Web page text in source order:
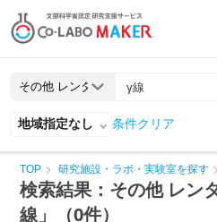
地域指定なし 条件クリア
TOP 研究施設・ラボ・実験室を探す
検索結果：その他 レン
線」（0件）